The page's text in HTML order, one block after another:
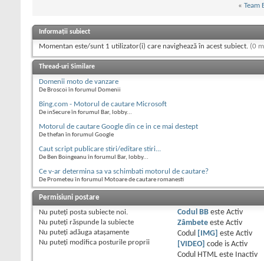
« Team
Informații subiect
Momentan este/sunt 1 utilizator(i) care navighează în acest subiect. (0
Thread-uri Similare
Domenii moto de vanzare
De Broscoi în forumul Domenii
Bing.com - Motorul de cautare Microsoft
De inSecure în forumul Bar, lobby...
Motorul de cautare Google din ce in ce mai destept
De thefan în forumul Google
Caut script publicare stiri/editare stiri...
De Ben Boingeanu în forumul Bar, lobby...
Ce v-ar determina sa va schimbati motorul de cautare?
De Prometeu în forumul Motoare de cautare romanesti
Permisiuni postare
Nu puteţi posta subiecte noi.
Nu puteţi răspunde la subiecte
Nu puteţi adăuga ataşamente
Nu puteţi modifica posturile proprii
Codul BBeste Activ
Zâmbeteeste Activ
Codul
[IMG] este Activ
[VIDEO]
code is Activ
Codul HTML este
Inactiv